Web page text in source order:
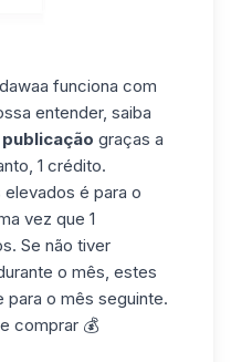
funciona com
entender, saiba
publicação graças a
1 crédito.
é para o
vez que 1
Se não tiver
o mês, estes
para o mês seguinte.
comprar 💰